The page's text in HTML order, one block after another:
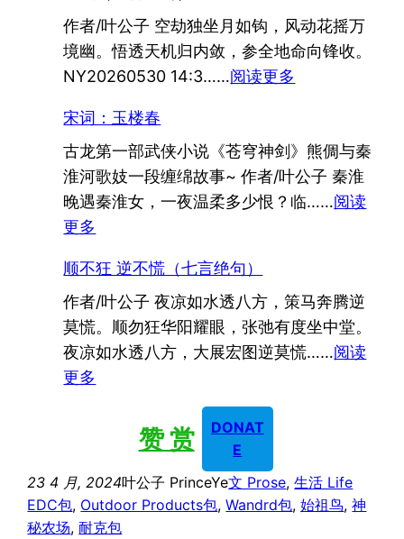
美
国
（七
句）
作者/叶公子 空劫独坐月如钩，风动花摇万
境幽。悟透天机归内敛，参全地命向锋收。
NY20260530 14:3……阅读更多
（七
言
绝
宋词：玉楼春
古龙第一部武侠小说《苍穹神剑》熊倜与秦
淮河歌妓一段缠绵故事~ 作者/叶公子 秦淮
晚遇秦淮女，一夜温柔多少恨？临……阅读
更多
词：
玉
楼
春
顺不狂 逆不慌（七言绝句）
作者/叶公子 夜凉如水透八方，策马奔腾逆
莫慌。顺勿狂华阳耀眼，张弛有度坐中堂。
夜凉如水透八方，大展宏图逆莫慌……阅读
更多
逆
不
慌
赞 赏
DONAT
E
23 4 月, 2024叶公子 PrinceYe文 Prose, 生活 Life
EDC包, Outdoor Products包, Wandrd包, 始祖鸟, 神
秘农场, 耐克包